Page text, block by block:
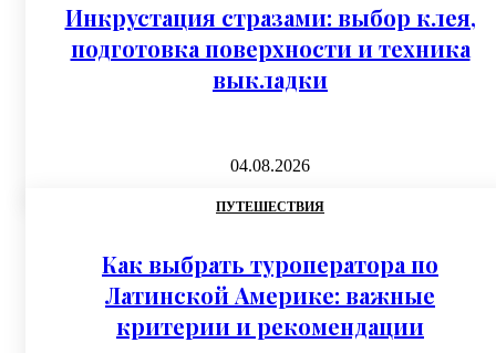
Инкрустация стразами: выбор клея,
подготовка поверхности и техника
выкладки
04.08.2026
ПУТЕШЕСТВИЯ
Как выбрать туроператора по
Латинской Америке: важные
критерии и рекомендации